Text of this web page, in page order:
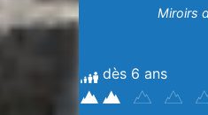
Miroirs
dès 6 ans